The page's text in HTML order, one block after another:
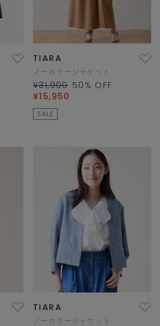
TIARA
ノーカラージャケット
¥31,900 50 % OFF
¥15,950
SALE
TIARA
ノーカラージャケット